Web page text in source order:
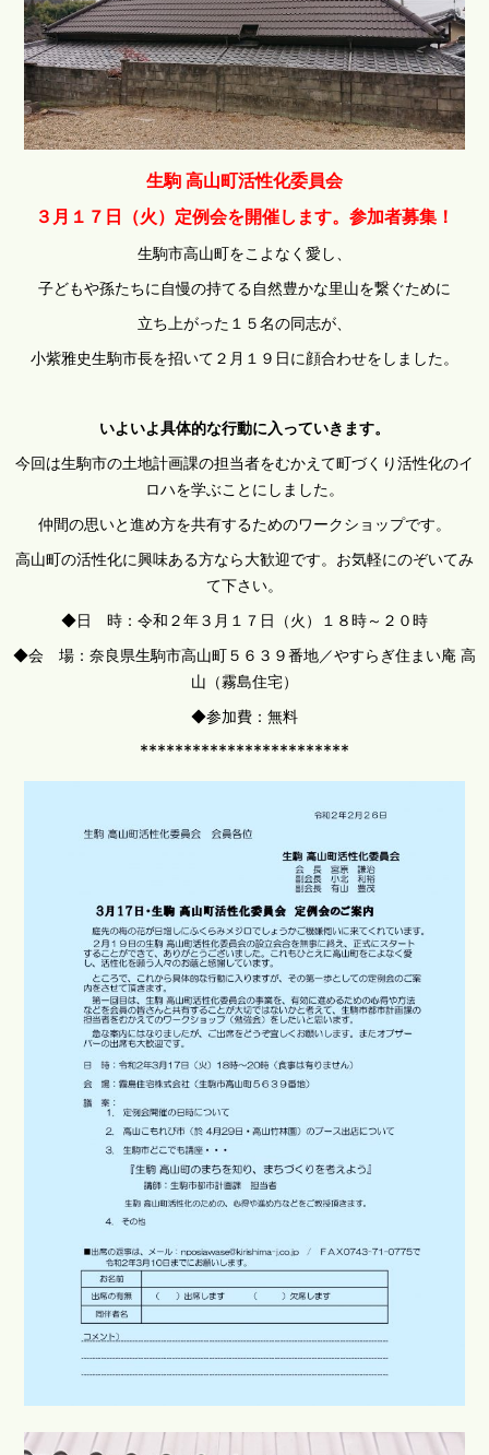
生駒 高山町活性化委員会
３月１７日（火）定例会を開催します。参加者募集！
生駒市高山町をこよなく愛し、
子どもや孫たちに自慢の持てる自然豊かな里山を繋ぐために
立ち上がった１５名の同志が、
小紫雅史生駒市長を招いて２月１９日に顔合わせをしました。
いよいよ具体的な行動に入っていきます。
今回は生駒市の土地計画課の担当者をむかえて町づくり活性化のイ
ロハを学ぶことにしました。
仲間の思いと進め方を共有するためのワークショップです。
高山町の活性化に興味ある方なら大歓迎です。お気軽にのぞいてみ
て下さい。
◆日 時：令和２年３月１７日（火）１８時～２０時
◆会 場：奈良県生駒市高山町５６３９番地／やすらぎ住まい庵 高
山（霧島住宅）
◆参加費：無料
************************